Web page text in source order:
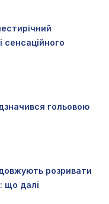
сенсаційного
гольовою
розривати
що далі